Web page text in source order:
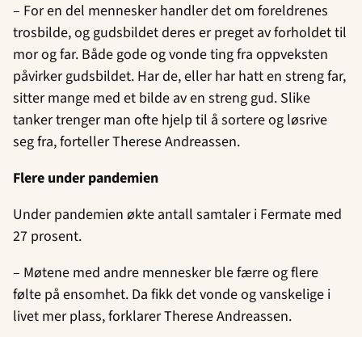
– For en del mennesker handler det om foreldrenes
trosbilde, og gudsbildet deres er preget av forholdet til
mor og far. Både gode og vonde ting fra oppveksten
påvirker gudsbildet. Har de, eller har hatt en streng far,
sitter mange med et bilde av en streng gud. Slike
tanker trenger man ofte hjelp til å sortere og løsrive
seg fra, forteller Therese Andreassen.
Flere under pandemien
Under pandemien økte antall samtaler i Fermate med
27 prosent.
– Møtene med andre mennesker ble færre og flere
følte på ensomhet. Da fikk det vonde og vanskelige i
livet mer plass, forklarer Therese Andreassen.